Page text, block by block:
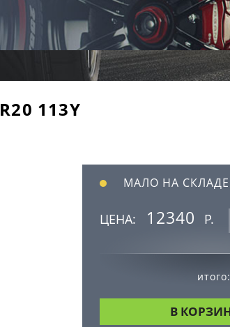
113Y
МАЛО НА СКЛАДЕ
ЦЕНА: 12340 Р.
итого: